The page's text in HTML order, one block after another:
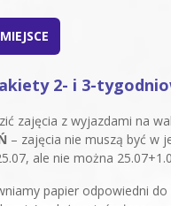
2- i 3-
zajęcia z wyjazdami na
– zajęcia nie muszą być w
ale nie można
papier odpowiedni